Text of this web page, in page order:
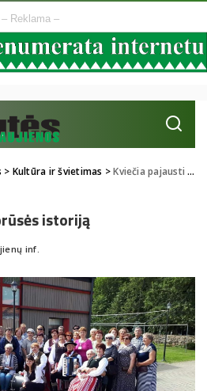
– Reklama –
> Kultūra ir švietimas >Kviečia pajausti Paprūsės istoriją
istoriją
inf.